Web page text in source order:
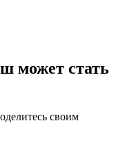
может стать
своим